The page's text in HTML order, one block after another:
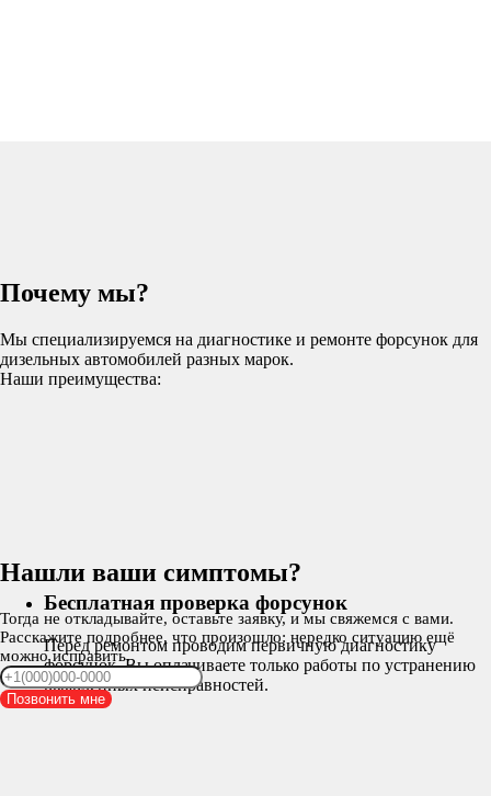
Нашли ваши симптомы?
Тогда не откладывайте, оставьте заявку, и мы свяжемся с вами.
Расскажите подробнее, что произошло: нередко ситуацию ещё
можно исправить.
Позвонить мне
Почему мы?
Мы специализируемся на диагностике и ремонте форсунок для
дизельных автомобилей разных марок.
Наши преимущества:
Бесплатная проверка форсунок
Перед ремонтом проводим первичную диагностику
форсунок. Вы оплачиваете только работы по устранению
выявленных неисправностей.